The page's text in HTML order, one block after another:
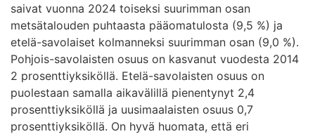
saivat vuonna 2024 toiseksi suurimman osan
metsätalouden puhtaasta pääomatulosta (9,5 %) ja
etelä-savolaiset kolmanneksi suurimman osan (9,0 %).
Pohjois-savolaisten osuus on kasvanut vuodesta 2014
2 prosenttiyksiköllä. Etelä-savolaisten osuus on
puolestaan samalla aikavälillä pienentynyt 2,4
prosenttiyksiköllä ja uusimaalaisten osuus 0,7
prosenttiyksiköllä. On hyvä huomata, että eri